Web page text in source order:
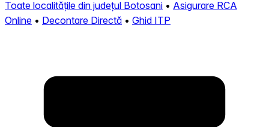
Toate localitățile din județul Botosani • Asigurare RCA
Online • Decontare Directă • Ghid ITP